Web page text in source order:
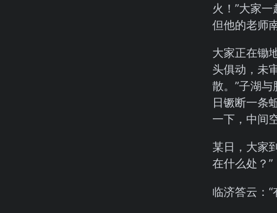
火！”大家
但他的老师
大家正在锄
头俱动，未
散。”子湖
日镢断一条
一下，中间
某日，大家
在什么处？”
临济答云：